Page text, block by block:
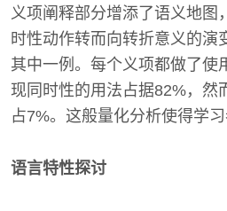
义项阐释部分增添了语义地图
时性动作转而向转折意义的演
其中一例。每个义项都做了使
现同时性的用法占据82%，然
占7%。这般量化分析使得学习
语言特性探讨